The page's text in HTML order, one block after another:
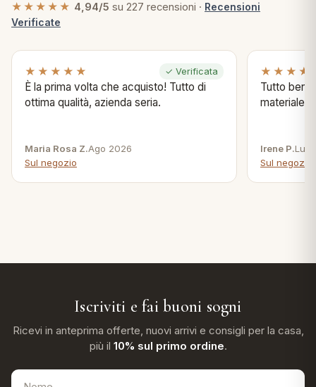
★★★★★ 4,94/5 su 227 recensioni · Recensioni
Verificate
★★★★★ ✓ Verificata
È la prima volta che acquisto! Tutto di
ottima qualità, azienda seria.
Maria Rosa Z.Ago 2026
Sul negozio
Tutto bene
materiale .
Irene P.Lug
Sul negozio
Iscriviti e fai buoni sogni
Ricevi in anteprima offerte, nuovi arrivi e consigli per la casa,
più il 10% sul primo ordine.